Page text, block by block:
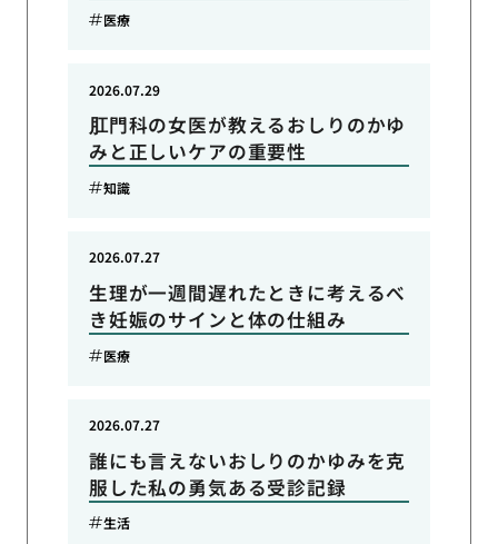
医療
肛門科の女医が教えるおしりのかゆ
みと正しいケアの重要性
2026.07.29
知識
生理が一週間遅れたときに考えるべ
き妊娠のサインと体の仕組み
2026.07.27
医療
誰にも言えないおしりのかゆみを克
服した私の勇気ある受診記録
2026.07.27
生活